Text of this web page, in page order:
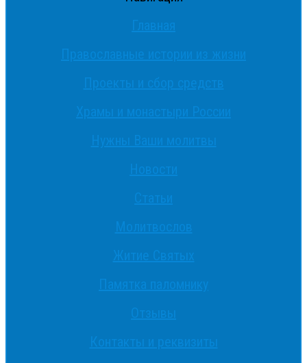
Главная
Православные истории из жизни
Проекты и сбор средств
Храмы и монастыри России
Нужны Ваши молитвы
Новости
Статьи
Молитвослов
Житие Святых
Памятка паломнику
Отзывы
Контакты и реквизиты